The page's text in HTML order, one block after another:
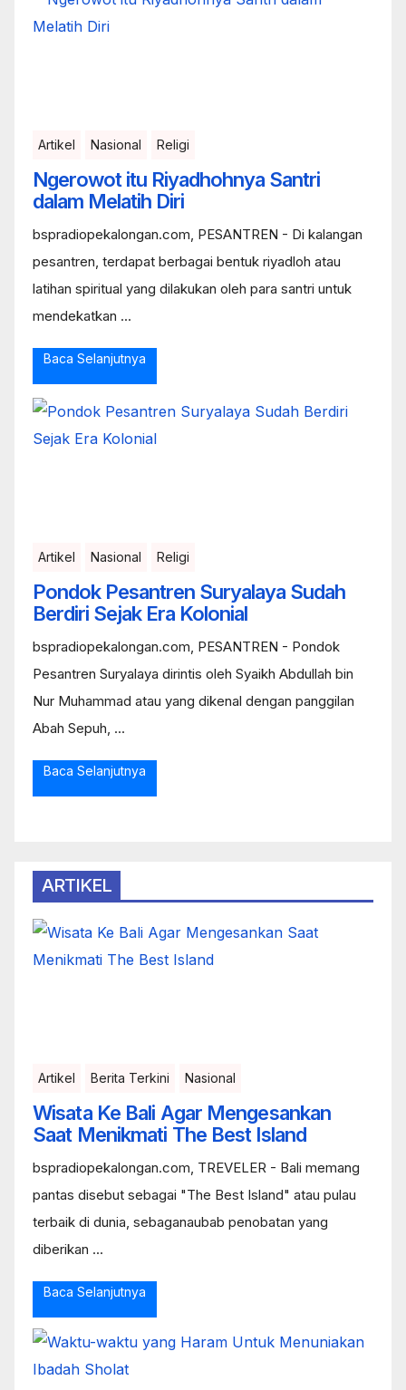
Artikel Nasional Religi
Ngerowot itu Riyadhohnya Santri
dalam Melatih Diri
bspradiopekalongan.com, PESANTREN - Di kalangan
pesantren, terdapat berbagai bentuk riyadloh atau
latihan spiritual yang dilakukan oleh para santri untuk
mendekatkan ...
Baca Selanjutnya
Artikel Nasional Religi
Pondok Pesantren Suryalaya Sudah
Berdiri Sejak Era Kolonial
bspradiopekalongan.com, PESANTREN - Pondok
Pesantren Suryalaya dirintis oleh Syaikh Abdullah bin
Nur Muhammad atau yang dikenal dengan panggilan
Abah Sepuh, ...
Baca Selanjutnya
ARTIKEL
Artikel Berita Terkini Nasional
Wisata Ke Bali Agar Mengesankan
Saat Menikmati The Best Island
bspradiopekalongan.com, TREVELER - Bali memang
pantas disebut sebagai "The Best Island" atau pulau
terbaik di dunia, sebaganaubab penobatan yang
diberikan ...
Baca Selanjutnya